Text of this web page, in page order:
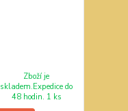
Zboží je
skladem.Expedice do
48 hodin. 1 ks